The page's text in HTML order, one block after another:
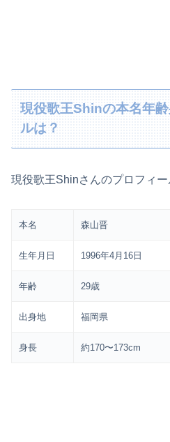
現役歌王Shinの本名年
ルは？
現役歌王Shinさんのプロフィー
本名 森山晋
生年月日 1996年4月16日
年齢 29歳
出身地 福岡県
身長 約170〜173cm